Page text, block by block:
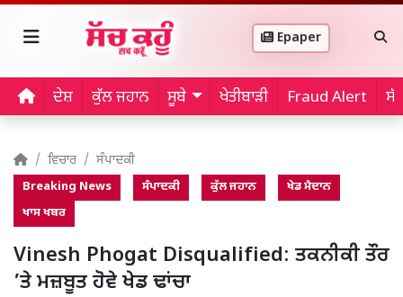
Epaper
ਦੇਸ਼ ਕੁੱਲ ਜਹਾਨ ਸੂਬੇ ਖੇਤੀਬਾੜੀ Fraud Alert
ਵਿਚਾਰ ਸੰਪਾਦਕੀ
Breaking News ਸੰਪਾਦਕੀ ਕੁੱਲ ਜਹਾਨ
ਖੇਡ ਮੈਦਾਨ
ਖਾਸ ਖਬਰ
Vinesh Phogat Disqualified: ਤਕਨੀਕੀ ਤੌਰ
’ਤੇ ਮਜ਼ਬੂਤ ਹੋਵੇ ਖੇਡ ਢਾਂਚਾ